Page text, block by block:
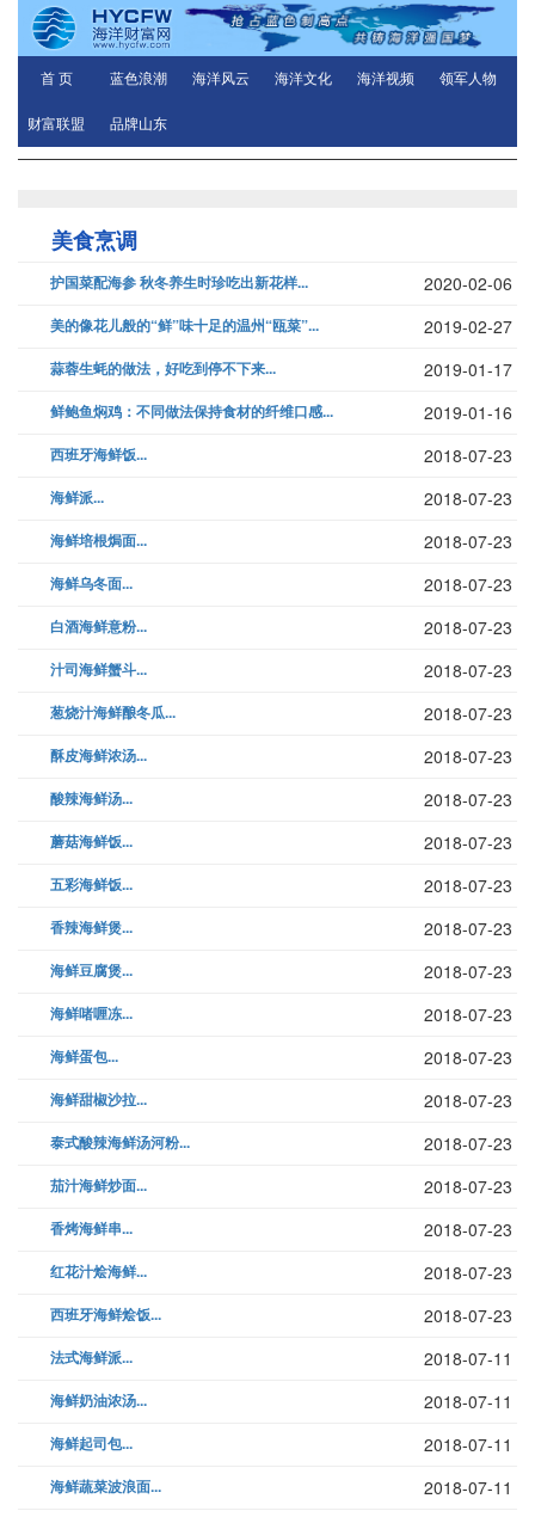
首 页 蓝色浪潮 海洋风云 海洋文化 海洋视频 领军人物
财富联盟 品牌山东
美食烹调
护国菜配海参 秋冬养生时珍吃出新花样... 2020-02-06
美的像花儿般的“鲜”味十足的温州“瓯菜”... 2019-02-27
蒜蓉生蚝的做法，好吃到停不下来... 2019-01-17
鲜鲍鱼焖鸡：不同做法保持食材的纤维口感... 2019-01-16
西班牙海鲜饭... 2018-07-23
海鲜派... 2018-07-23
海鲜培根焗面... 2018-07-23
海鲜乌冬面... 2018-07-23
白酒海鲜意粉... 2018-07-23
汁司海鲜蟹斗... 2018-07-23
葱烧汁海鲜酿冬瓜... 2018-07-23
酥皮海鲜浓汤... 2018-07-23
酸辣海鲜汤... 2018-07-23
蘑菇海鲜饭... 2018-07-23
五彩海鲜饭... 2018-07-23
香辣海鲜煲... 2018-07-23
海鲜豆腐煲... 2018-07-23
海鲜啫喱冻... 2018-07-23
海鲜蛋包... 2018-07-23
海鲜甜椒沙拉... 2018-07-23
泰式酸辣海鲜汤河粉... 2018-07-23
茄汁海鲜炒面... 2018-07-23
香烤海鲜串... 2018-07-23
红花汁烩海鲜... 2018-07-23
西班牙海鲜烩饭... 2018-07-23
法式海鲜派... 2018-07-11
海鲜奶油浓汤... 2018-07-11
海鲜起司包... 2018-07-11
海鲜蔬菜波浪面... 2018-07-11